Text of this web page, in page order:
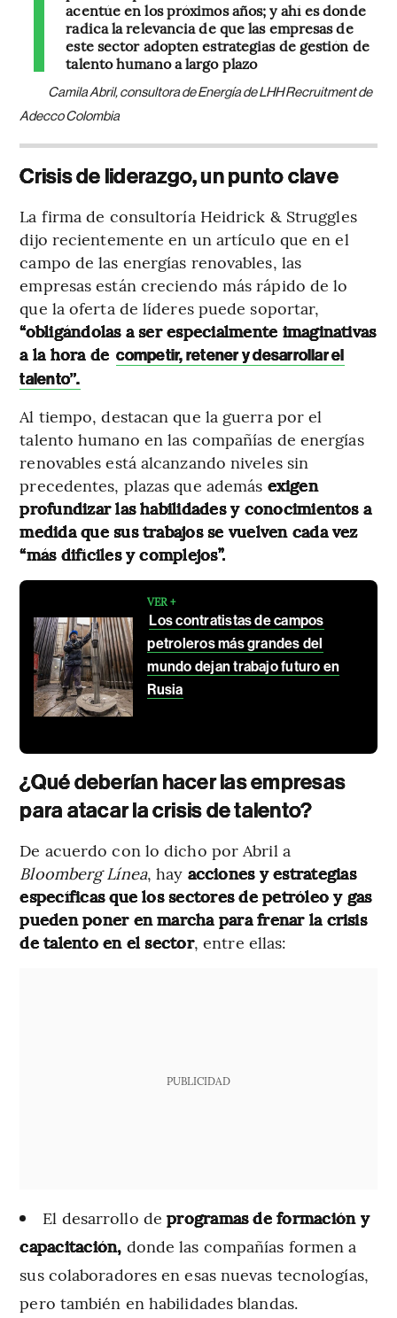
acentúe en los próximos años; y ahí es donde
radica la relevancia de que las empresas de
este sector adopten estrategias de gestión de
talento humano a largo plazo
Camila Abril, consultora de Energía de LHH Recruitment de
Adecco Colombia
Crisis de liderazgo, un punto clave
La firma de consultoría Heidrick & Struggles
dijo recientemente en un artículo que en el
campo de las energías renovables, las
empresas están creciendo más rápido de lo
que la oferta de líderes puede soportar,
“obligándolas a ser especialmente imaginativas
a la hora de competir, retener y desarrollar el
talento”.
Al tiempo, destacan que la guerra por el
talento humano en las compañías de energías
renovables está alcanzando niveles sin
precedentes, plazas que además exigen
profundizar las habilidades y conocimientos a
medida que sus trabajos se vuelven cada vez
“más difíciles y complejos”.
VER +
Los contratistas de campos
petroleros más grandes del
mundo dejan trabajo futuro en
Rusia
¿Qué deberían hacer las empresas
para atacar la crisis de talento?
De acuerdo con lo dicho por Abril a
Bloomberg Línea, hay acciones y estrategias
específicas que los sectores de petróleo y gas
pueden poner en marcha para frenar la crisis
de talento en el sector, entre ellas:
PUBLICIDAD
El desarrollo deprogramas de formación y
capacitación, donde las compañías formen a
sus colaboradores en esas nuevas tecnologías,
pero también en habilidades blandas.